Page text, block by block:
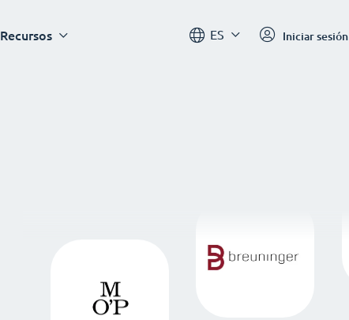
Recursos ES Iniciar sesión